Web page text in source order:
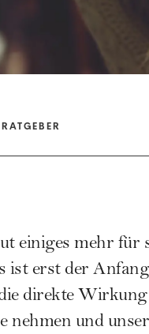
RATGEBER
einiges mehr für
ist erst der
direkte
nehmen und